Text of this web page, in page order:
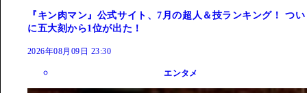
『キン肉マン』公式サイト、7月の超人＆技ランキング！ つい
に五大刻から1位が出た！
2026年08月09日 23:30
エンタメ